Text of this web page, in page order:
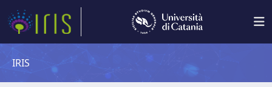
IRIS